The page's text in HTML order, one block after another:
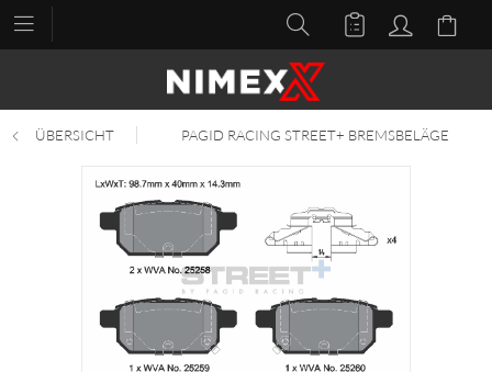
ÜBERSICHT PAGID RACING STREET+ BREMSBELÄGE